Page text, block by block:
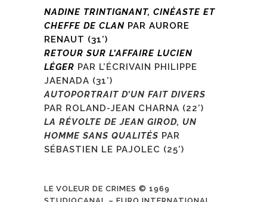
NADINE TRINTIGNANT, CINÉASTE ET
CHEFFE DE CLAN PAR AURORE
RENAUT (31’)
RETOUR SUR L’AFFAIRE LUCIEN
LÉGER PAR L’ÉCRIVAIN PHILIPPE
JAENADA (31’)
AUTOPORTRAIT D’UN FAIT DIVERS
PAR ROLAND-JEAN CHARNA (22’)
LA RÉVOLTE DE JEAN GIROD, UN
HOMME SANS QUALITÉS PAR
SÉBASTIEN LE PAJOLEC (25’)
LE VOLEUR DE CRIMES © 1969